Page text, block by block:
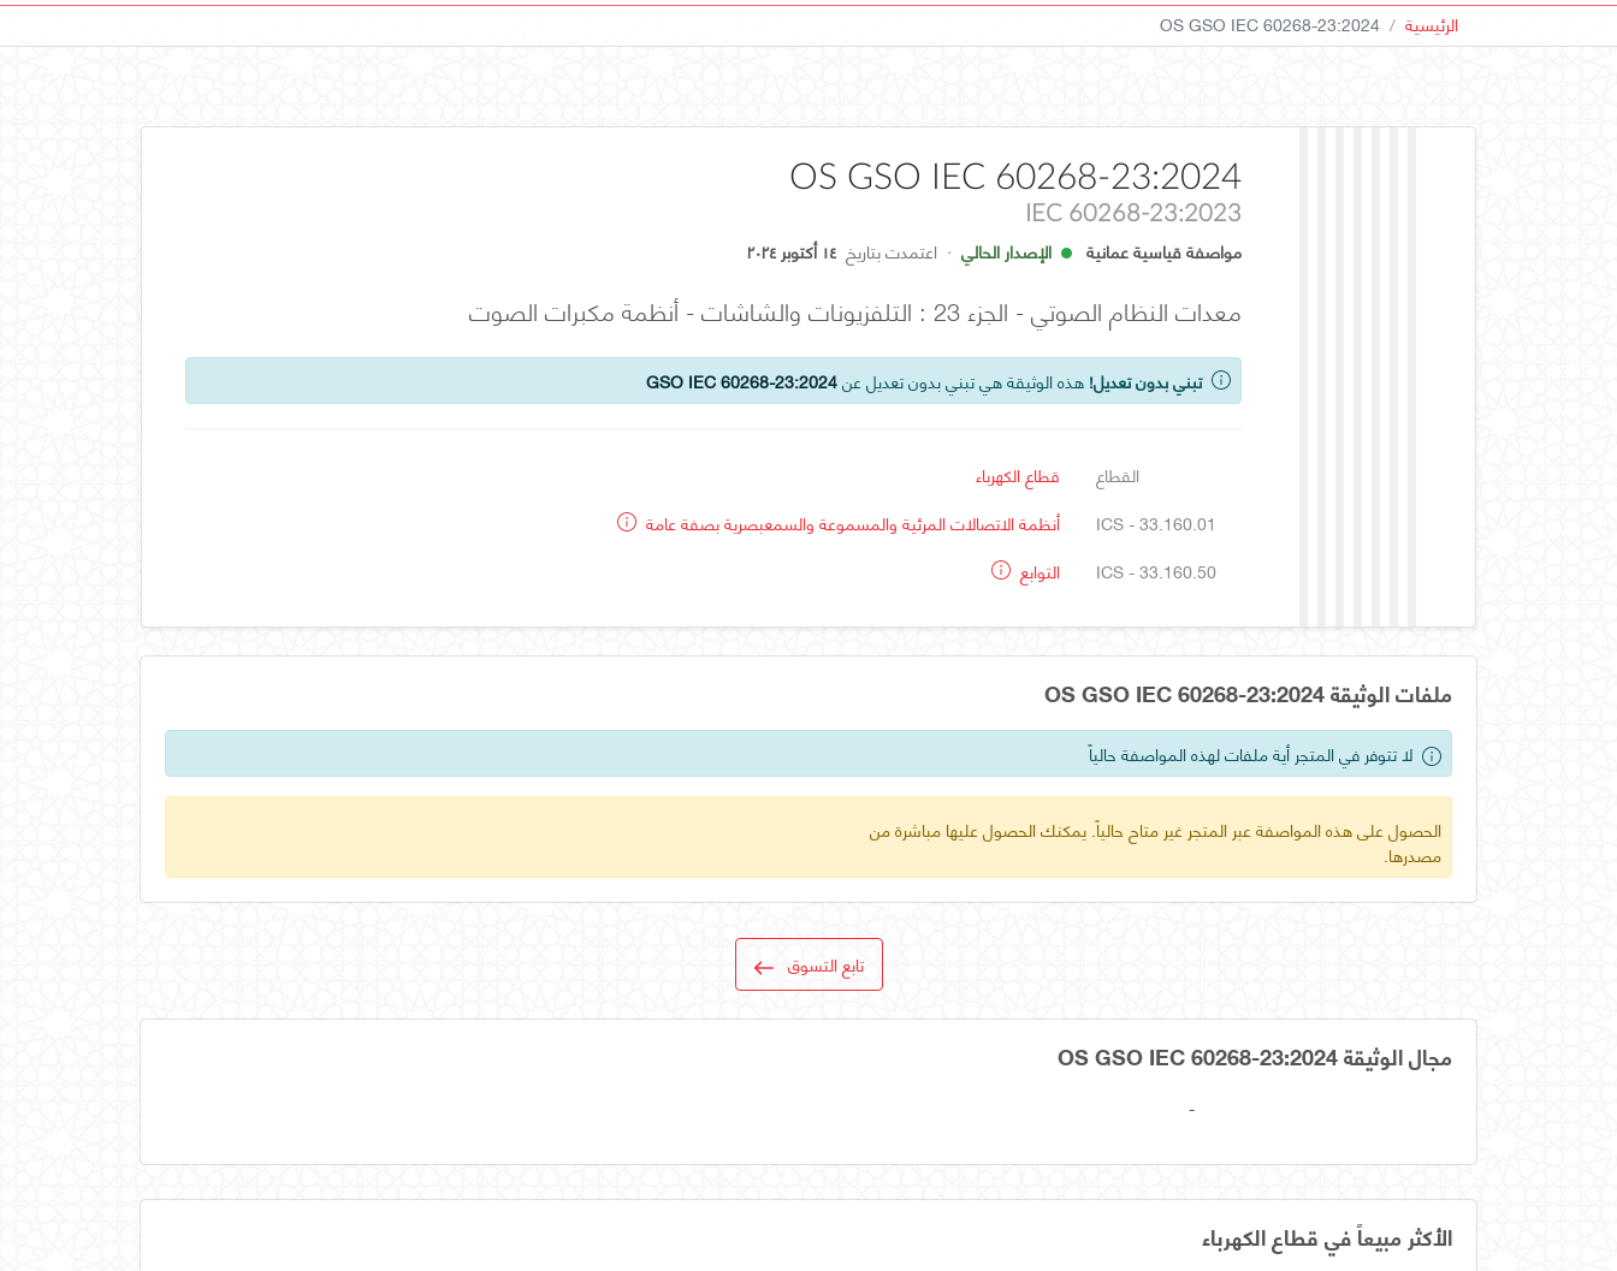
الرئيسية OS GSO IEC 60268-23:2024
OS GSO IEC 60268-23:2024
IEC 60268-23:2023
مواصفة قياسية عمانية الإصدار الحالي · اعتمدت بتاريخ ١٤ أكتوبر ٢٠٢٤
معدات النظام الصوتي - الجزء 23 : التلفزيونات والشاشات - أنظمة مكبرات الصوت
تبني بدون تعديل! هذه الوثيقة هي تبني بدون تعديل عنGSO IEC 60268-23:2024
القطاع
قطاع الكهرباء
ICS - 33.160.01
أنظمة الاتصالات المرئية والمسموعة والسمعبصرية بصفة عامة
ICS - 33.160.50
التوابع
ملفات الوثيقة OS GSO IEC 60268-23:2024
لا تتوفر في المتجر أية ملفات لهذه المواصفة حالياً
الحصول على هذه المواصفة عبر المتجر غير متاح حالياً. يمكنك الحصول عليها مباشرة من
مصدرها.
تابع التسوق
مجال الوثيقة OS GSO IEC 60268-23:2024
-
الأكثر مبيعاً في قطاع الكهرباء